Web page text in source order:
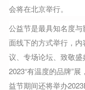
会将在北京举行。
公益节是最具知名度
面线下的方式举行，
议、专场论坛、致敬
2023“有温度的品牌”
益节期间还将举办